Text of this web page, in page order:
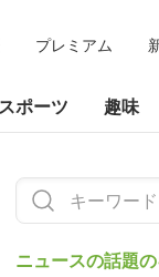
プレミアム
スポーツ 趣味
ニュースの話題